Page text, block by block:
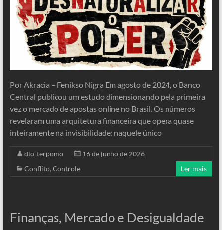
Por Akracia – Fenikso Nigra Em agosto de 2024, o Banco
Central publicou um estudo dimensionando pela primeira
vez o mercado de apostas online no Brasil. Os números
revelaram uma arquitetura financeira que opera quase
inteiramente na invisibilidade: naquele único
dio-terpomo
16 de junho de 2026
Conflito, Controle Ler mais
Finanças, Mercado e Desigualdade